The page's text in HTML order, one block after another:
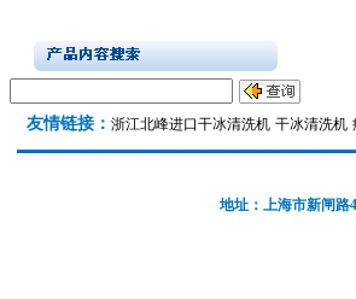
友情链接： 浙江北峰进口干冰清洗机 干冰清洗机
地址：上海市新闸路